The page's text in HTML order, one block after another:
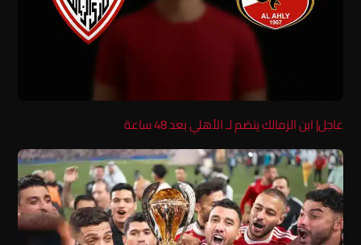
عاجل| ابن الزمالك ينضم لـ الأهلي بعد 48 ساعة